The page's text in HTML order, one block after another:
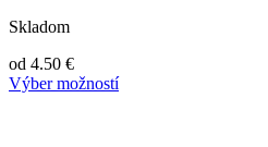
Skladom
od 4.50 €
Výber možností